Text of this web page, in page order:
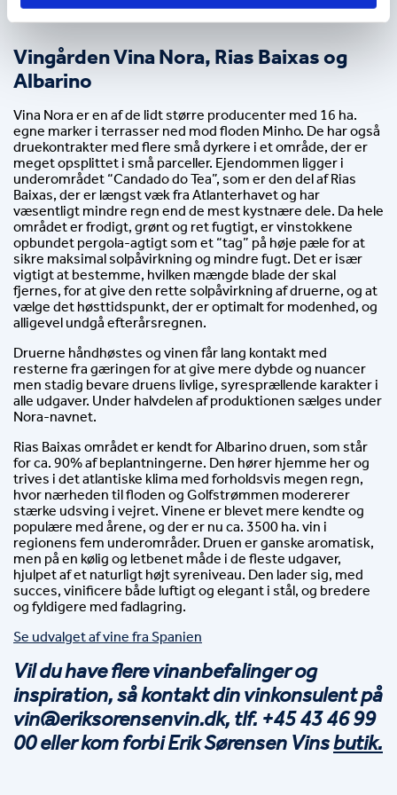
Vingården Vina Nora, Rias Baixas og
Albarino
Vina Nora er en af de lidt større producenter med 16 ha.
egne marker i terrasser ned mod floden Minho. De har også
druekontrakter med flere små dyrkere i et område, der er
meget opsplittet i små parceller. Ejendommen ligger i
underområdet “Candado do Tea”, som er den del af Rias
Baixas, der er længst væk fra Atlanterhavet og har
væsentligt mindre regn end de mest kystnære dele. Da hele
området er frodigt, grønt og ret fugtigt, er vinstokkene
opbundet pergola-agtigt som et “tag” på høje pæle for at
sikre maksimal solpåvirkning og mindre fugt. Det er især
vigtigt at bestemme, hvilken mængde blade der skal
fjernes, for at give den rette solpåvirkning af druerne, og at
vælge det høsttidspunkt, der er optimalt for modenhed, og
alligevel undgå efterårsregnen.
Druerne håndhøstes og vinen får lang kontakt med
resterne fra gæringen for at give mere dybde og nuancer
men stadig bevare druens livlige, syresprællende karakter i
alle udgaver. Under halvdelen af produktionen sælges under
Nora-navnet.
Rias Baixas området er kendt for Albarino druen, som står
for ca. 90% af beplantningerne. Den hører hjemme her og
trives i det atlantiske klima med forholdsvis megen regn,
hvor nærheden til floden og Golfstrømmen modererer
stærke udsving i vejret. Vinene er blevet mere kendte og
populære med årene, og der er nu ca. 3500 ha. vin i
regionens fem underområder. Druen er ganske aromatisk,
men på en kølig og letbenet måde i de fleste udgaver,
hjulpet af et naturligt højt syreniveau. Den lader sig, med
succes, vinificere både luftigt og elegant i stål, og bredere
og fyldigere med fadlagring.
Se udvalget af vine fra Spanien
Vil du have flere vinanbefalinger og
inspiration, så kontakt din vinkonsulent på
vin@eriksorensenvin.dk, tlf. +45 43 46 99
00 eller kom forbi Erik Sørensen Vins butik.